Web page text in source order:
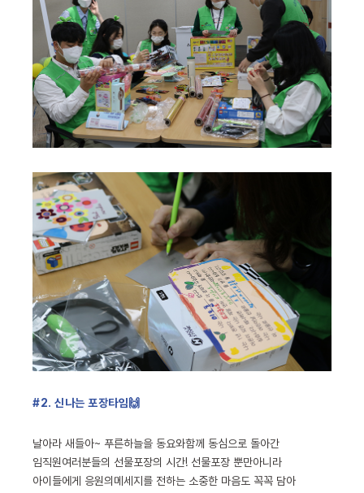
#2. 신나는 포장타임🙌
날아라 새들아~ 푸른하늘을 동요와함께 동심으로 돌아간
임직원여러분들의 선물포장의 시간! 선물포장 뿐만아니라
아이들에게 응원의메세지를 전하는 소중한 마음도 꼭꼭 담아